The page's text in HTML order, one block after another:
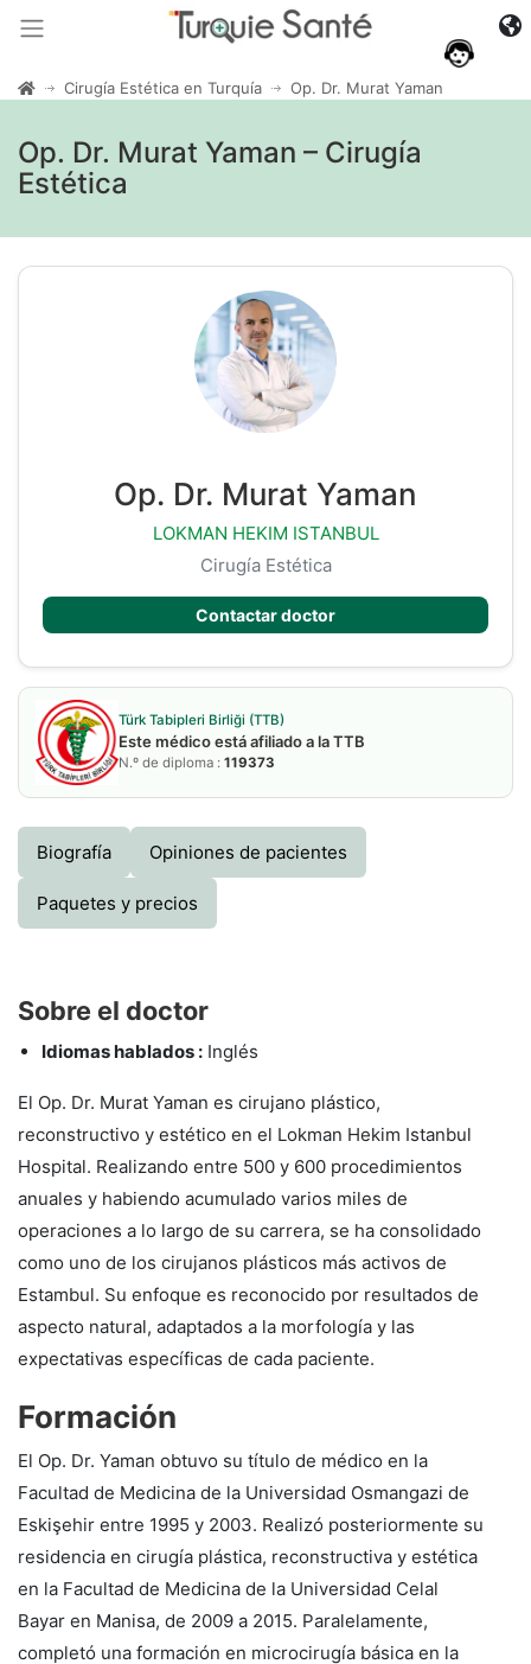
Cirugía Estética en Turquía Op. Dr. Murat Yaman
Op. Dr. Murat Yaman – Cirugía
Estética
Op. Dr. Murat Yaman
LOKMAN HEKIM ISTANBUL
Cirugía Estética
Contactar doctor
Türk Tabipleri Birliği (TTB)
Este médico está afiliado a la TTB
N.º de diploma : 119373
Biografía Opiniones de pacientes
Paquetes y precios
Sobre el doctor
Idiomas hablados : Inglés
El Op. Dr. Murat Yaman es cirujano plástico,
reconstructivo y estético en el Lokman Hekim Istanbul
Hospital. Realizando entre 500 y 600 procedimientos
anuales y habiendo acumulado varios miles de
operaciones a lo largo de su carrera, se ha consolidado
como uno de los cirujanos plásticos más activos de
Estambul. Su enfoque es reconocido por resultados de
aspecto natural, adaptados a la morfología y las
expectativas específicas de cada paciente.
Formación
El Op. Dr. Yaman obtuvo su título de médico en la
Facultad de Medicina de la Universidad Osmangazi de
Eskişehir entre 1995 y 2003. Realizó posteriormente su
residencia en cirugía plástica, reconstructiva y estética
en la Facultad de Medicina de la Universidad Celal
Bayar en Manisa, de 2009 a 2015. Paralelamente,
completó una formación en microcirugía básica en la